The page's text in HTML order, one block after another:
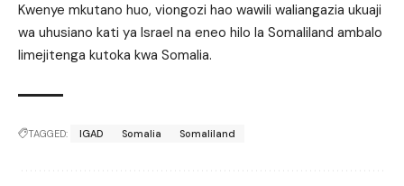
Kwenye mkutano huo, viongozi hao wawili waliangazia ukuaji
wa uhusiano kati ya Israel na eneo hilo la Somaliland ambalo
limejitenga kutoka kwa Somalia.
TAGGED: IGAD Somalia Somaliland